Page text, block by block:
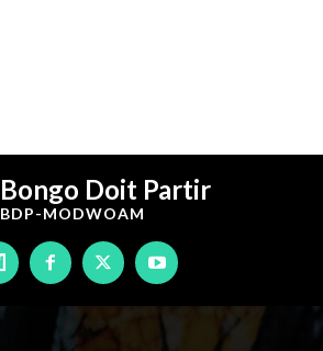
Bongo Doit Partir
BDP-MODWOAM